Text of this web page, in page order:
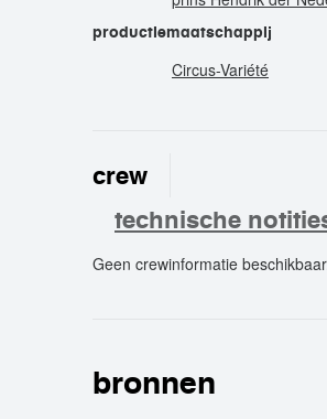
productiemaatschappij
Circus-Variété
crew
technische
Geen crewinformatie
bronnen